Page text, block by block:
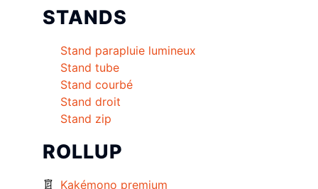
STANDS
Stand parapluie lumineux
Stand tube
Stand courbé
Stand droit
Stand zip
ROLLUP
Kakémono premium